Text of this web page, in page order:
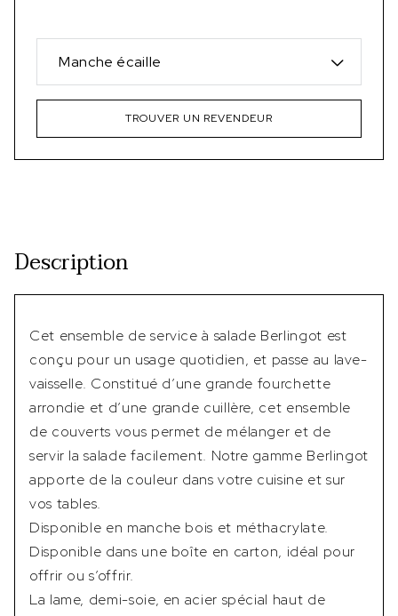
Manche écaille
TROUVER UN REVENDEUR
Description
Cet ensemble de service à salade Berlingot est
conçu pour un usage quotidien, et passe au lave-
vaisselle. Constitué d’une grande fourchette
arrondie et d’une grande cuillère, cet ensemble
de couverts vous permet de mélanger et de
servir la salade facilement. Notre gamme Berlingot
apporte de la couleur dans votre cuisine et sur
vos tables.
Disponible en manche bois et méthacrylate.
Disponible dans une boîte en carton, idéal pour
offrir ou s’offrir.
La lame, demi-soie, en acier spécial haut de